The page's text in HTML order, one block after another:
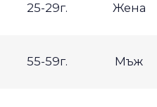
25-29г. Жена
55-59г. Мъж